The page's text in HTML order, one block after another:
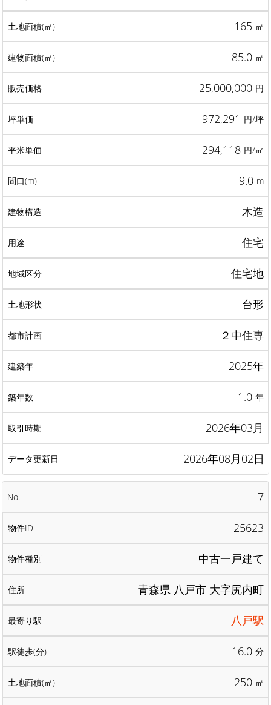
165 ㎡
85.0 ㎡
25,000,000 円
972,291 円/坪
294,118 円/㎡
9.0 m
木造
住宅
住宅地
台形
２中住専
2025年
1.0 年
2026年03月
2026年08月02日
7
25623
中古一戸建て
青森県 八戸市 大字尻内町
八戸駅
16.0 分
250 ㎡